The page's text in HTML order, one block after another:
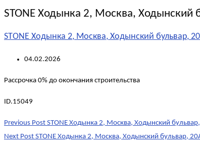
STONE Ходынка 2, Москва, Ходынский
STONE Ходынка 2, Москва, Ходынский бульвар,
04.02.2026
Рассрочка 0% до окончания строительства
ID.15049
Post
navigation
Previous Post STONE Ходынка 2, Москва, Ходынский
Next Post STONE Ходынка 2, Москва, Ходынский бульвар,